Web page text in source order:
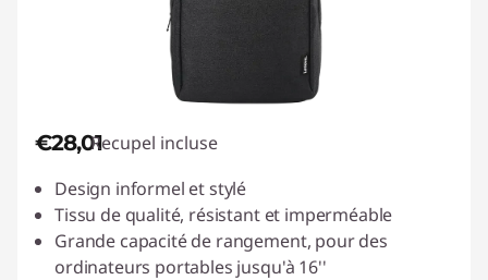
€28,01Recupel incluse
Design informel et stylé
Tissu de qualité, résistant et imperméable
Grande capacité de rangement, pour des
ordinateurs portables jusqu'à 16''